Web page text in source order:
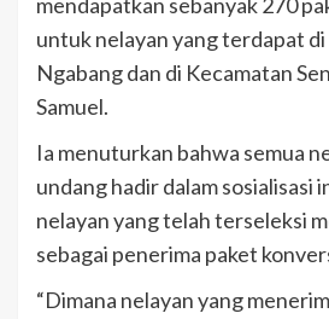
untuk nelayan yang terdapat
Ngabang dan di Kecamatan
Samuel.
Ia menuturkan bahwa semua
undang hadir dalam sosialisasi
nelayan yang telah terseleksi
sebagai penerima paket
“Dimana nelayan yang